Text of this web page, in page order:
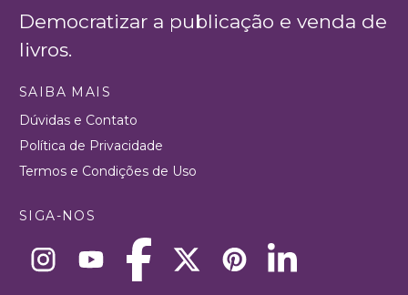
Democratizar a publicação e venda de
livros.
SAIBA MAIS
Dúvidas e Contato
Política de Privacidade
Termos e Condições de Uso
SIGA-NOS